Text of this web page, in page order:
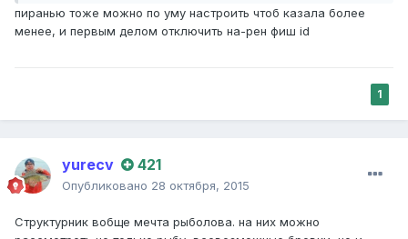
пиранью тоже можно по уму настроить чтоб казала более
менее, и первым делом отключить на-рен фиш id
1
yurecv 421
Опубликовано 28 октября, 2015
Структурник вобще мечта рыболова. на них можно